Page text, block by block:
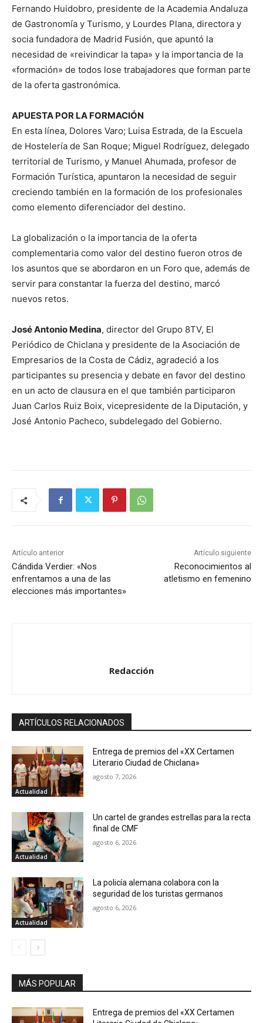
Fernando Huidobro, presidente de la Academia Andaluza
de Gastronomía y Turismo, y Lourdes Plana, directora y
socia fundadora de Madrid Fusión, que apuntó la
necesidad de «reivindicar la tapa» y la importancia de la
«formación» de todos lose trabajadores que forman parte
de la oferta gastronómica.
APUESTA POR LA FORMACIÓN
En esta línea, Dolores Varo; Luisa Estrada, de la Escuela
de Hostelería de San Roque; Miguel Rodríguez, delegado
territorial de Turismo, y Manuel Ahumada, profesor de
Formación Turística, apuntaron la necesidad de seguir
creciendo también en la formación de los profesionales
como elemento diferenciador del destino.
La globalización o la importancia de la oferta
complementaria como valor del destino fueron otros de
los asuntos que se abordaron en un Foro que, además de
servir para constantar la fuerza del destino, marcó
nuevos retos.
José Antonio Medina, director del Grupo 8TV, El
Periódico de Chiclana y presidente de la Asociación de
Empresarios de la Costa de Cádiz, agradeció a los
participantes su presencia y debate en favor del destino
en un acto de clausura en el que también participaron
Juan Carlos Ruiz Boix, vicepresidente de la Diputación, y
José Antonio Pacheco, subdelegado del Gobierno.
Artículo anterior
Cándida Verdier: «Nos
enfrentamos a una de las
elecciones más importantes»
Artículo siguiente
Reconocimientos al
atletismo en femenino
Redacción
ARTÍCULOS RELACIONADOS
Actualidad
Entrega de premios del «XX Certamen
Literario Ciudad de Chiclana»
agosto 7, 2026
Actualidad
Un cartel de grandes estrellas para la recta
final de CMF
agosto 6, 2026
Actualidad
La policía alemana colabora con la
seguridad de los turistas germanos
agosto 6, 2026
MÁS POPULAR
Entrega de premios del «XX Certamen